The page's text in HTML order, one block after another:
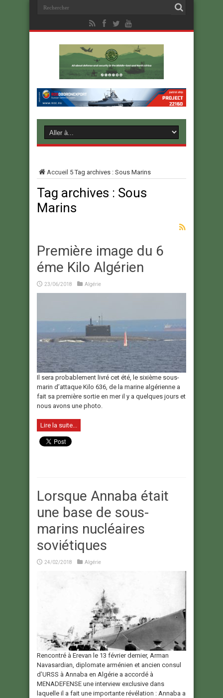
Accueil 5Tag archives : Sous Marins
Tag archives : Sous
Marins
Première image du 6
éme Kilo Algérien
23/06/2018 Algérie
Il sera probablement livré cet été, le sixième sous-
marin d’attaque Kilo 636, de la marine algérienne a
fait sa première sortie en mer il y a quelques jours et
nous avons une photo.
Lire la suite...
Lorsque Annaba était
une base de sous-
marins nucléaires
soviétiques
24/02/2018 Algérie
Rencontré à Erevan le 13 février dernier, Arman
Navasardian, diplomate arménien et ancien consul
d’URSS à Annaba en Algérie a accordé à
MENADEFENSE une interview exclusive dans
laquelle il a fait une importante révélation : Annaba a